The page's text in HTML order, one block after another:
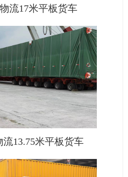
流17米平板货车
13.75米平板货车